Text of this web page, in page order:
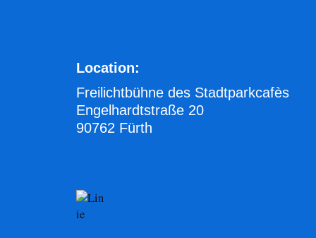
Location:
Freilichtbühne des Stadtparkcafès
Engelhardtstraße 20
90762 Fürth